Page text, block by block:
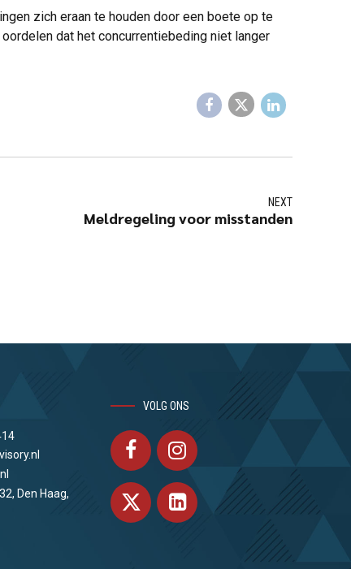
zich eraan te houden door een boete op te
dat het concurrentiebeding niet langer
NEXT
Meldregeling voor misstanden
Den Haag,
VOLG ONS